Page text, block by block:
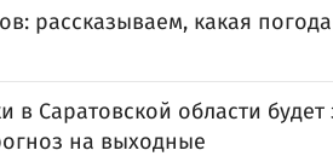
рассказываем, какая
в Саратовской области
на выходные